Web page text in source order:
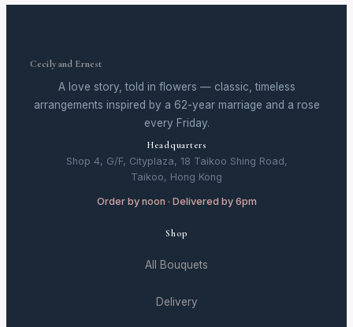
Cecily and Ernest
A love story, told in flowers — classic, timeless
arrangements inspired by a 62-year marriage and a rose
every Friday.
Headquarters
Shop 4, G/F, Cityplaza, 18 Taikoo Shing Road,
Taikoo, Hong Kong
Order by noon · Delivered by 6pm
Shop
All Bouquets
Delivery